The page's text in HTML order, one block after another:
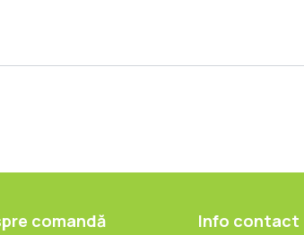
comandă Info contact